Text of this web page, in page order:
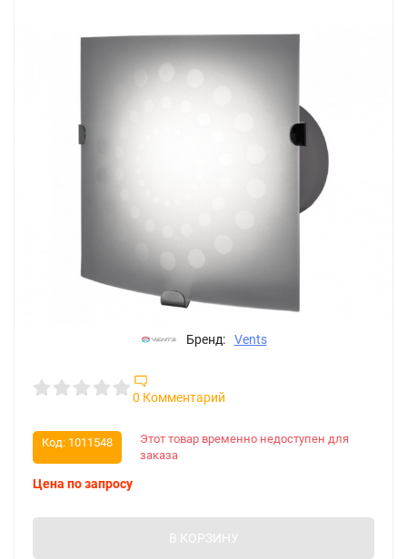
Бренд: Vents
0 Комментарий
Этот товар временно недоступен для
заказа
Код: 1011548
Цена по запросу
В КОРЗИНУ